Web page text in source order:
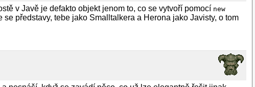
v Javě je defakto objekt jenom to, co se vytvoří pomocí new
představy, tebe jako Smalltalkera a Herona jako Javisty, o tom